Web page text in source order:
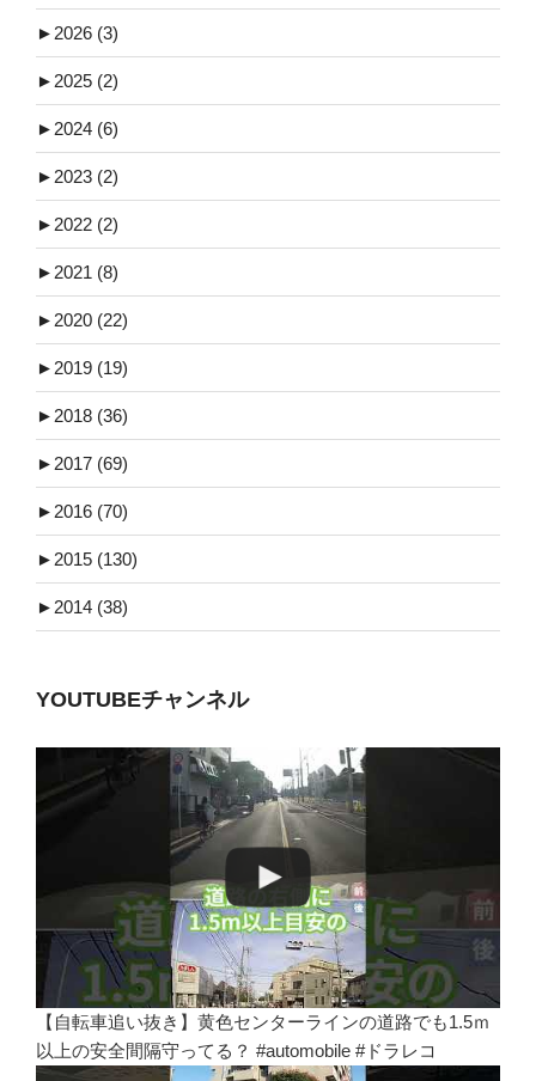
► 2026 (3)
► 2025 (2)
► 2024 (6)
► 2023 (2)
► 2022 (2)
► 2021 (8)
► 2020 (22)
► 2019 (19)
► 2018 (36)
► 2017 (69)
► 2016 (70)
► 2015 (130)
► 2014 (38)
YOUTUBEチャンネル
【自転車追い抜き】黄色センターラインの道路でも1.5ｍ
以上の安全間隔守ってる？ #automobile #ドラレコ